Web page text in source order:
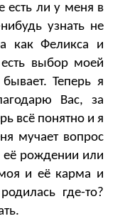
есть ли у меня в
узнать не
как Феликса и
выбор моей
Теперь я
Вас, за
всё понятно и я
мучает вопрос
её рождении или
и её карма и
где-то?